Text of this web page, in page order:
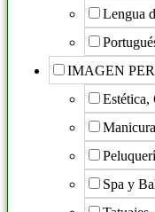
Lengua
IMAGEN
Estética,
Spa y